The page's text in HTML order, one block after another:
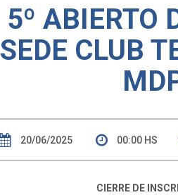
5º ABIERTO
SEDE CLUB
20/06/2025 00:00 HS
CIERRE DE